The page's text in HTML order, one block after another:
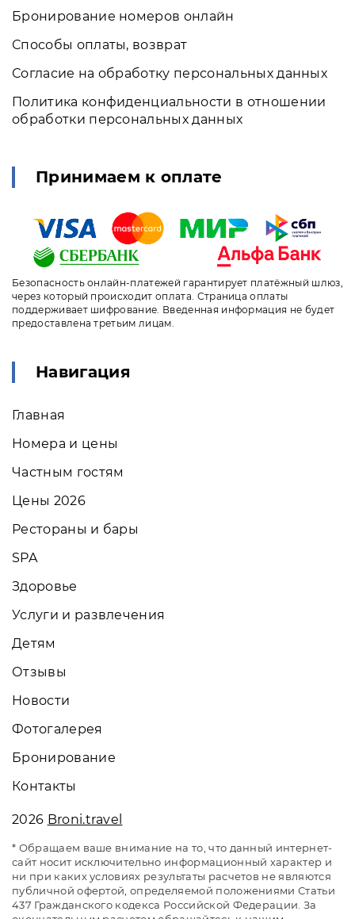
Бронирование номеров онлайн
Способы оплаты, возврат
Согласие на обработку персональных данных
Политика конфиденциальности в отношении
обработки персональных данных
Принимаем к оплате
Безопасность онлайн-платежей гарантирует платёжный шлюз,
через который происходит оплата. Страница оплаты
поддерживает шифрование. Введенная информация не будет
предоставлена третьим лицам.
Навигация
Главная
Номера и цены
Частным гостям
Цены 2026
Рестораны и бары
SPA
Здоровье
Услуги и развлечения
Детям
Отзывы
Новости
Фотогалерея
Бронирование
Контакты
2026 Broni.travel
* Обращаем ваше внимание на то, что данный интернет-
сайт носит исключительно информационный характер и
ни при каких условиях результаты расчетов не являются
публичной офертой, определяемой положениями Статьи
437 Гражданского кодекса Российской Федерации. За